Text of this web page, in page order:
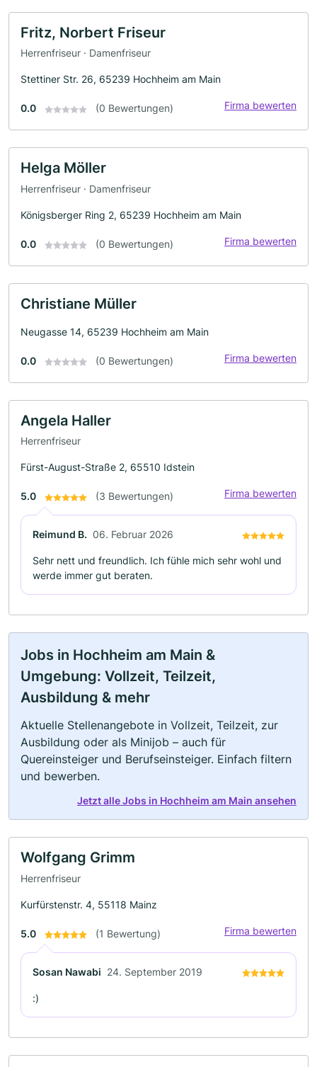
Fritz, Norbert Friseur
Herrenfriseur · Damenfriseur
Stettiner Str. 26, 65239 Hochheim am Main
0.0 (0 Bewertungen) Firma bewerten
Helga Möller
Herrenfriseur · Damenfriseur
Königsberger Ring 2, 65239 Hochheim am Main
0.0 (0 Bewertungen) Firma bewerten
Christiane Müller
Neugasse 14, 65239 Hochheim am Main
0.0 (0 Bewertungen) Firma bewerten
Angela Haller
Herrenfriseur
Fürst-August-Straße 2, 65510 Idstein
5.0 (3 Bewertungen) Firma bewerten
Reimund B. 06. Februar 2026
Sehr nett und freundlich. Ich fühle mich sehr wohl und
werde immer gut beraten.
Jobs in Hochheim am Main &
Umgebung: Vollzeit, Teilzeit,
Ausbildung & mehr
Aktuelle Stellenangebote in Vollzeit, Teilzeit, zur
Ausbildung oder als Minijob – auch für
Quereinsteiger und Berufseinsteiger. Einfach filtern
und bewerben.
Jetzt alle Jobs in Hochheim am Main ansehen
Wolfgang Grimm
Herrenfriseur
Kurfürstenstr. 4, 55118 Mainz
5.0 (1 Bewertung) Firma bewerten
Sosan Nawabi 24. September 2019
:)